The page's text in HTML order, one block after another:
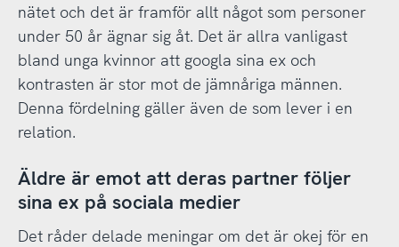
nätet och det är framför allt något som personer
under 50 år ägnar sig åt. Det är allra vanligast
bland unga kvinnor att googla sina ex och
kontrasten är stor mot de jämnåriga männen.
Denna fördelning gäller även de som lever i en
relation.
Äldre är emot att deras partner följer
sina ex på sociala medier
Det råder delade meningar om det är okej för en